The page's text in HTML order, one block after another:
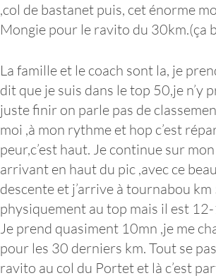
,col de bastanet puis, cet énorme
Mongie pour le ravito du 30km.(ça
La famille et le coach sont la, je
dit que je suis dans le top 50,je n’y
juste finir on parle pas de
moi ,à mon rythme et hop c’est
peur,c’est haut. Je continue sur
arrivant en haut du pic ,avec ce
descente et j’arrive à tournabou
physiquement au top mais il est
Je prend quasiment 10mn ,je me
pour les 30 derniers km. Tout se
ravito au col du Portet et là c’est